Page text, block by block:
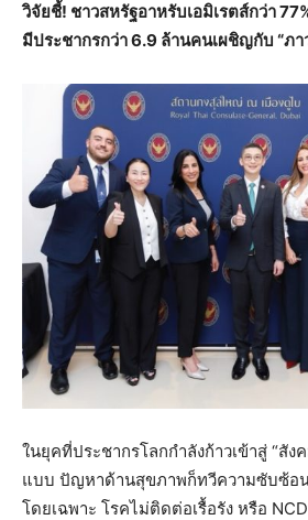
วิจัยชี้! ชาวสหรัฐอาหรับเอมิเรตส์กว่า
มีประชากรกว่า6.9 ล้านคนเผชิญกับ “ภา
ในยุคที่ประชากรโลกกำลังก้าวเข้าสู่ “สัง
แบบ ปัญหาด้านสุขภาพก็ทวีความซับซ้อ
โดยเฉพาะ โรคไม่ติดต่อเรื้อรัง หรือ